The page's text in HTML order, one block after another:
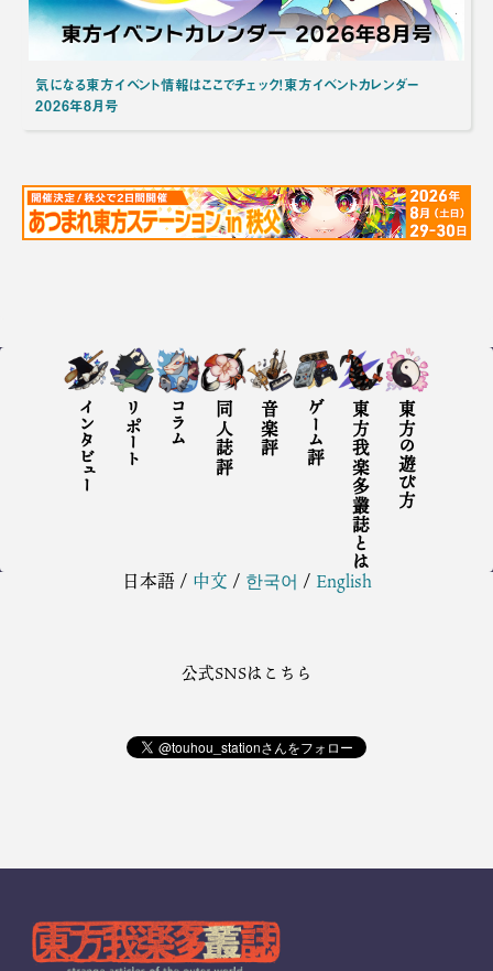
気になる東方イベント情報はここでチェック！東方イベントカレンダー
2026年8月号
インタビュー リポート コラム 同人誌評 音楽評 ゲーム評 東方我楽多叢誌とは 東方の遊び方
日本語/ 中文 / 한국어 / English
公式SNSはこちら